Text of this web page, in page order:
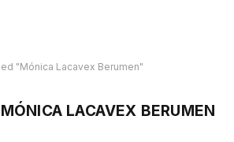
"Mónica Lacavex Berumen"
MÓNICA LACAVEX BERUMEN